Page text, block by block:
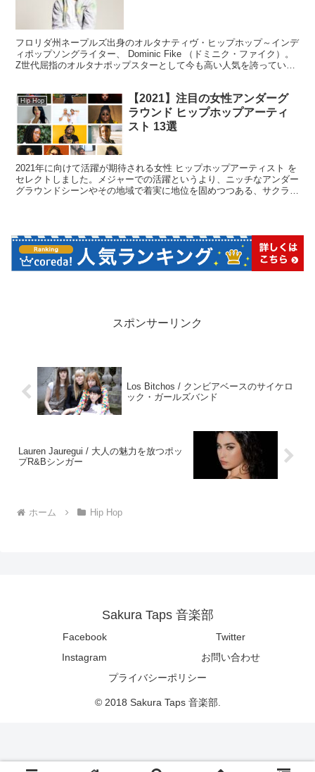
フロリダ州ネープルズ出身のオルタナティヴ・ヒップホップ～インデ
ィポップソングライター、 Dominic Fike （ドミニク・ファイク）。
Z世代屈指のオルタナポップスターとして今も高い人気を誇っている
Hip Hop
【2021】注目の女性アンダーグ
ラウンド ヒップホップアーティ
スト 13選
2021年に向けて活躍が期待される女性 ヒップホップアーティスト を
セレクトしました。メジャーでの活躍というより、ニッチなアンダー
グラウンドシーンやその地域で着実に地位を固めつつある、サクラタ
スポンサーリンク
Los Bitchos / クンビアベースのサイケロ
ック・ガールズバンド
Lauren Jauregui / 大人の魅力を放つポッ
プR&Bシンガー
ホーム Hip Hop
Sakura Taps 音楽部
Facebook
Twitter
Instagram
お問い合わせ
プライバシーポリシー
© 2018 Sakura Taps 音楽部.